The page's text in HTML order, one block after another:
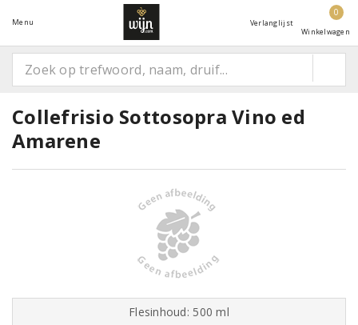
Menu Verlanglijst
0
Winkelwagen
Collefrisio Sottosopra Vino ed
Amarene
Flesinhoud: 500 ml